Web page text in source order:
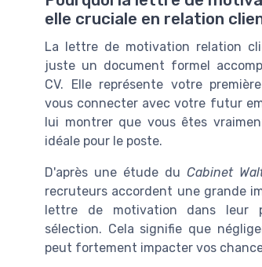
elle cruciale en relation
La lettre de motivation relation
juste un document formel
CV. Elle représente votre
vous connecter avec votre futur
lui montrer que vous êtes
idéale pour le poste.
D'après une étude du Cabinet
recruteurs accordent une grande
lettre de motivation dans leur
sélection. Cela signifie que
peut fortement impacter vos